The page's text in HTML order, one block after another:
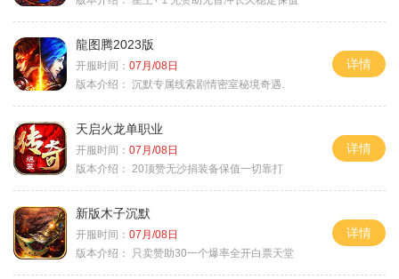
龍图腾2023版
开服时间： 07月/08日
版本介绍： 沉默专属线索剧情密室秘境奇遇.
详情
天启火龙单职业
开服时间： 07月/08日
版本介绍： 20顶赞无沙捐装备保值一切靠打
详情
新版木子沉默
开服时间： 07月/08日
版本介绍：
只卖赞助30一个爆率全开白票天堂
详情